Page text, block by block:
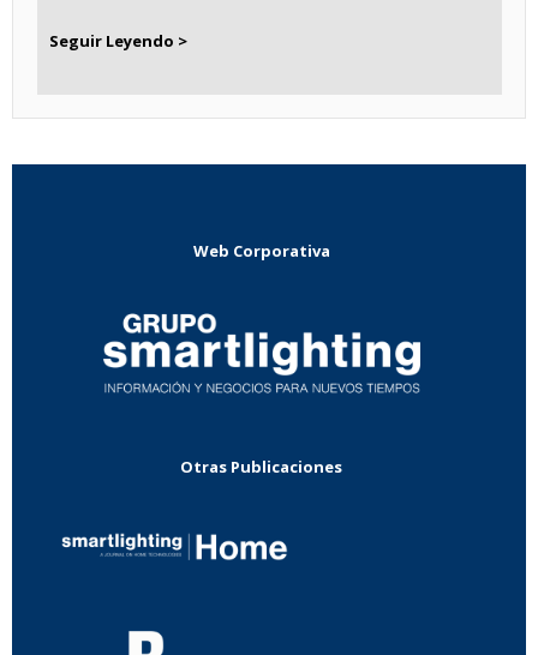
Seguir Leyendo >
Web Corporativa
Otras Publicaciones